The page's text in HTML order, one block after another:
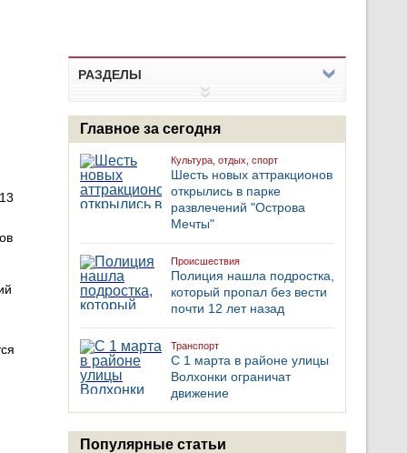
РАЗДЕЛЫ
Главное за сегодня
Культура, отдых, спорт
Шесть новых аттракционов
открылись в парке
развлечений "Острова
Мечты"
Происшествия
Полиция нашла подростка,
который пропал без вести
почти 12 лет назад
Транспорт
С 1 марта в районе улицы
Волхонки ограничат
движение
Популярные статьи